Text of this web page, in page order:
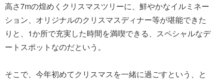
高さ7mの煌めくクリスマスツリーに、鮮やかなイルミネー
ション、オリジナルのクリスマスディナー等が堪能できた
りと、1か所で充実した時間を満喫できる、スペシャルなデ
ートスポットなのだという。
そこで、今年初めてクリスマスを一緒に過ごすという、と